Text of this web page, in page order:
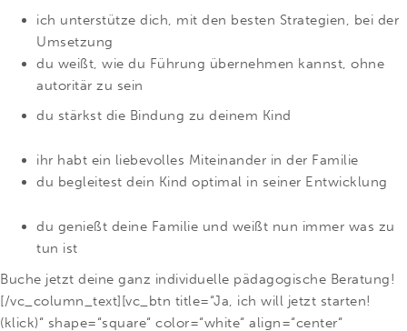
ich unterstütze dich, mit den besten Strategien, bei der
Umsetzung
du weißt, wie du Führung übernehmen kannst, ohne
autoritär zu sein
du stärkst die Bindung zu deinem Kind
ihr habt ein liebevolles Miteinander in der Familie
du begleitest dein Kind optimal in seiner Entwicklung
du genießt deine Familie und weißt nun immer was zu
tun ist
Buche jetzt deine ganz individuelle pädagogische Beratung!
[/vc_column_text][vc_btn title=“Ja, ich will jetzt starten!
(klick)“ shape=“square“ color=“white“ align=“center“